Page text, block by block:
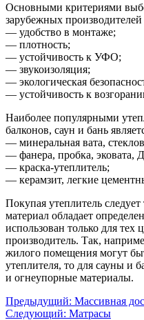
Основными критериями
зарубежных производителей
— удобство в монтаже;
— плотность;
— устойчивость к УФО;
— звукоизоляция;
— экологическая
— устойчивость к
Наиболее популярными
балконов, саун и бань
— минеральная вата,
— фанера, пробка, эковата,
— краска-утеплитель;
— керамзит, легкие
Покупая утеплитель
материал обладает
использован только для тех
производитель. Так,
жилого помещения могут
утеплителя, то для сауны и
и огнеупорные материалы.
Предыдущий: Массивная
Следующий: Матрасы